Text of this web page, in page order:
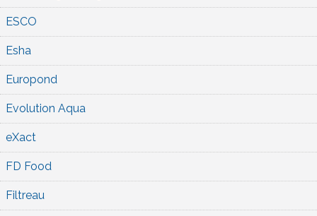
ESCO
Esha
Europond
Evolution Aqua
eXact
FD Food
Filtreau